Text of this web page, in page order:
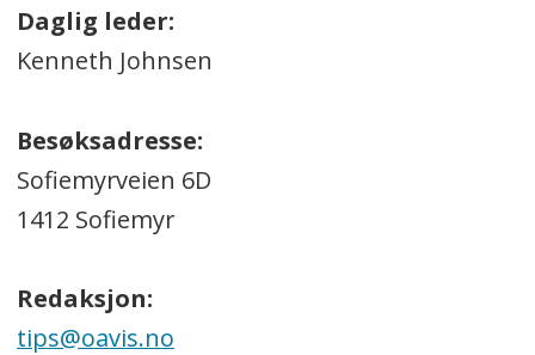
Daglig leder:
Kenneth Johnsen
Besøksadresse:
Sofiemyrveien 6D
1412 Sofiemyr
Redaksjon:
tips@oavis.no